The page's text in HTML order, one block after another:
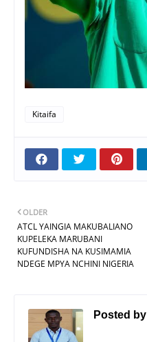
Kitaifa
OLDER
ATCL YAINGIA MAKUBALIANO
KUPELEKA MARUBANI
KUFUNDISHA NA KUSIMAMIA
NDEGE MPYA NCHINI NIGERIA
Posted by